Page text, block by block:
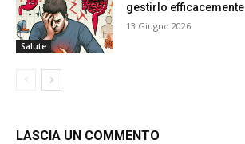
Salute
gestirlo efficacemente
13 Giugno 2026
LASCIA UN COMMENTO